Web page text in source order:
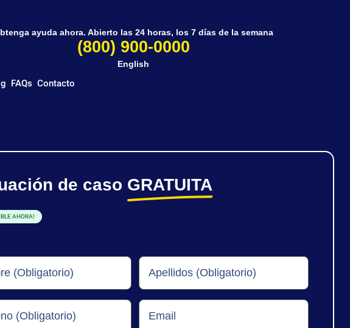
FAQs Contacto
ayuda ahora. Abierto las 24 horas, los 7 días de la semana
(800) 900-0000
English
de caso GRATUITA
AHORA!